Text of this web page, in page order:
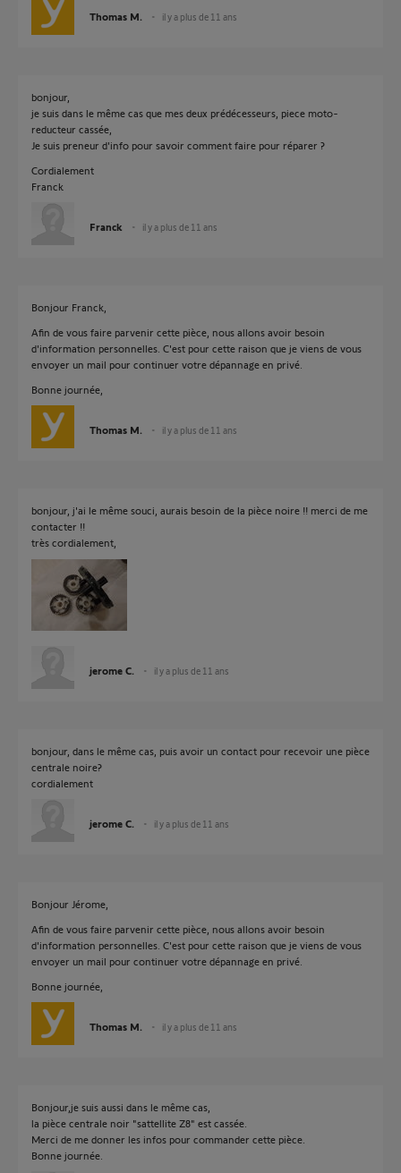
Thomas M. il y a plus de 11 ans
bonjour,
je suis dans le même cas que mes deux prédécesseurs, piece moto-
reducteur cassée,
Je suis preneur d'info pour savoir comment faire pour réparer ?
Cordialement
Franck
Franck il y a plus de 11 ans
Bonjour Franck,
Afin de vous faire parvenir cette pièce, nous allons avoir besoin
d'information personnelles. C'est pour cette raison que je viens de vous
envoyer un mail pour continuer votre dépannage en privé.
Bonne journée,
Thomas M. il y a plus de 11 ans
bonjour, j'ai le même souci, aurais besoin de la pièce noire !! merci de me
contacter !!
très cordialement,
jerome C. il y a plus de 11 ans
bonjour, dans le même cas, puis avoir un contact pour recevoir une pièce
centrale noire?
cordialement
jerome C. il y a plus de 11 ans
Bonjour Jérome,
Afin de vous faire parvenir cette pièce, nous allons avoir besoin
d'information personnelles. C'est pour cette raison que je viens de vous
envoyer un mail pour continuer votre dépannage en privé.
Bonne journée,
Thomas M. il y a plus de 11 ans
Bonjour,je suis aussi dans le même cas,
la pièce centrale noir "sattellite Z8" est cassée.
Merci de me donner les infos pour commander cette pièce.
Bonne journée.